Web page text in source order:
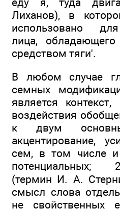
Лиханов), в
использовано
лица,
средством тяги'.
В любом случае
семных
является
воздействия
к двум
акцентирование,
сем, в том числе
потенциальных;
(термин И. А.
смысл слова
не свойственных